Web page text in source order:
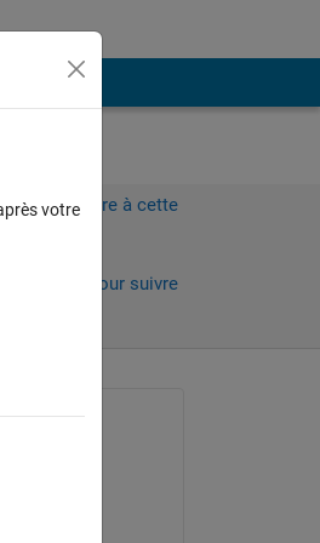
répondre à cette
vous pour suivre
votre